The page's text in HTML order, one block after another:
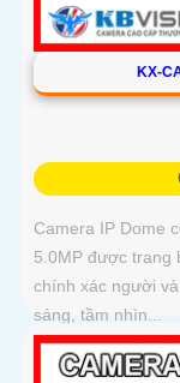
KX-
Camera IP Dome
5.0MP được trang
chính xác người
sáng, tầm nhìn...